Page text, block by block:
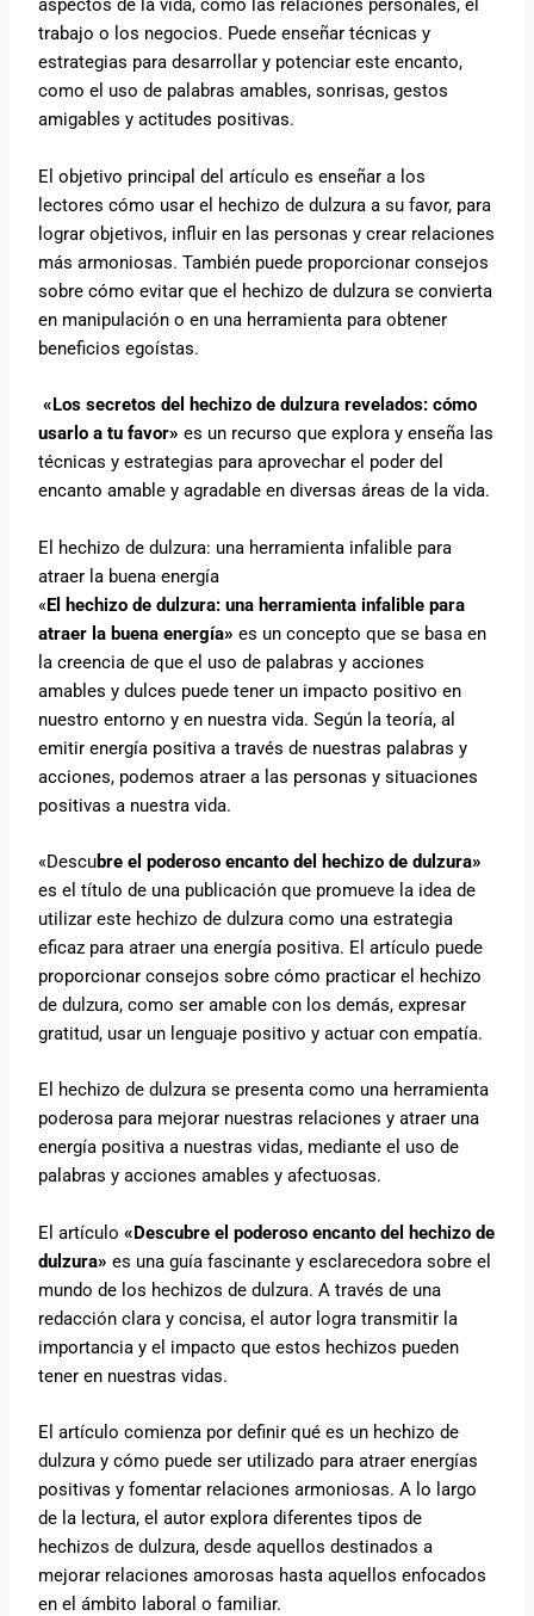
aspectos de la vida, como las relaciones personales, el
trabajo o los negocios. Puede enseñar técnicas y
estrategias para desarrollar y potenciar este encanto,
como el uso de palabras amables, sonrisas, gestos
amigables y actitudes positivas.
El objetivo principal del artículo es enseñar a los
lectores cómo usar el hechizo de dulzura a su favor, para
lograr objetivos, influir en las personas y crear relaciones
más armoniosas. También puede proporcionar consejos
sobre cómo evitar que el hechizo de dulzura se convierta
en manipulación o en una herramienta para obtener
beneficios egoístas.
«Los secretos del hechizo de dulzura revelados: cómo
usarlo a tu favor» es un recurso que explora y enseña las
técnicas y estrategias para aprovechar el poder del
encanto amable y agradable en diversas áreas de la vida.
El hechizo de dulzura: una herramienta infalible para
atraer la buena energía
«El hechizo de dulzura: una herramienta infalible para
atraer la buena energía» es un concepto que se basa en
la creencia de que el uso de palabras y acciones
amables y dulces puede tener un impacto positivo en
nuestro entorno y en nuestra vida. Según la teoría, al
emitir energía positiva a través de nuestras palabras y
acciones, podemos atraer a las personas y situaciones
positivas a nuestra vida.
«Descubre el poderoso encanto del hechizo de dulzura»
es el título de una publicación que promueve la idea de
utilizar este hechizo de dulzura como una estrategia
eficaz para atraer una energía positiva. El artículo puede
proporcionar consejos sobre cómo practicar el hechizo
de dulzura, como ser amable con los demás, expresar
gratitud, usar un lenguaje positivo y actuar con empatía.
El hechizo de dulzura se presenta como una herramienta
poderosa para mejorar nuestras relaciones y atraer una
energía positiva a nuestras vidas, mediante el uso de
palabras y acciones amables y afectuosas.
El artículo«Descubre el poderoso encanto del hechizo de
dulzura» es una guía fascinante y esclarecedora sobre el
mundo de los hechizos de dulzura. A través de una
redacción clara y concisa, el autor logra transmitir la
importancia y el impacto que estos hechizos pueden
tener en nuestras vidas.
El artículo comienza por definir qué es un hechizo de
dulzura y cómo puede ser utilizado para atraer energías
positivas y fomentar relaciones armoniosas. A lo largo
de la lectura, el autor explora diferentes tipos de
hechizos de dulzura, desde aquellos destinados a
mejorar relaciones amorosas hasta aquellos enfocados
en el ámbito laboral o familiar.